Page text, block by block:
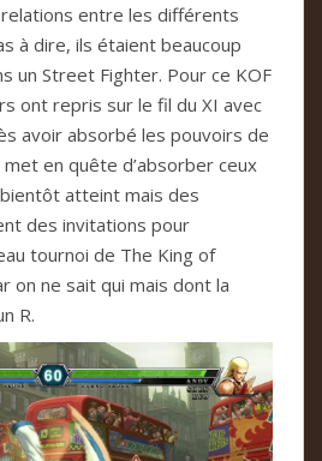
entre les différents
à dire, ils étaient beaucoup
un Street Fighter. Pour ce KOF
ont repris sur le fil du XI avec
avoir absorbé les pouvoirs de
en quête d’absorber ceux
atteint mais des
des invitations pour
tournoi de The King of
on ne sait qui mais dont la
R.